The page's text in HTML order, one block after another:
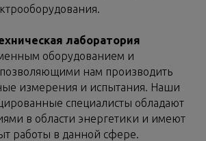
лаборатория
оборудованием и
нам производить
измерения и испытания. Наши
специалисты обладают
в области энергетики и имеют
работы в данной сфере.